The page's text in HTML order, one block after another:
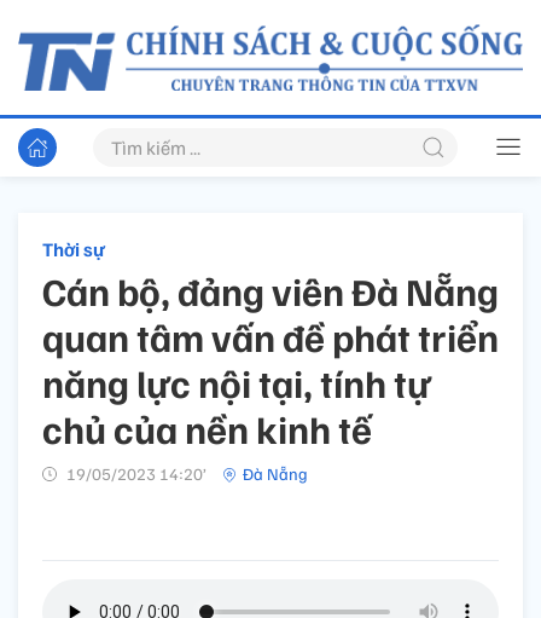
Thời sự
Cán bộ, đảng viên Đà Nẵng
quan tâm vấn đề phát triển
năng lực nội tại, tính tự
chủ của nền kinh tế
19/05/2023 14:20’ Đà Nẵng